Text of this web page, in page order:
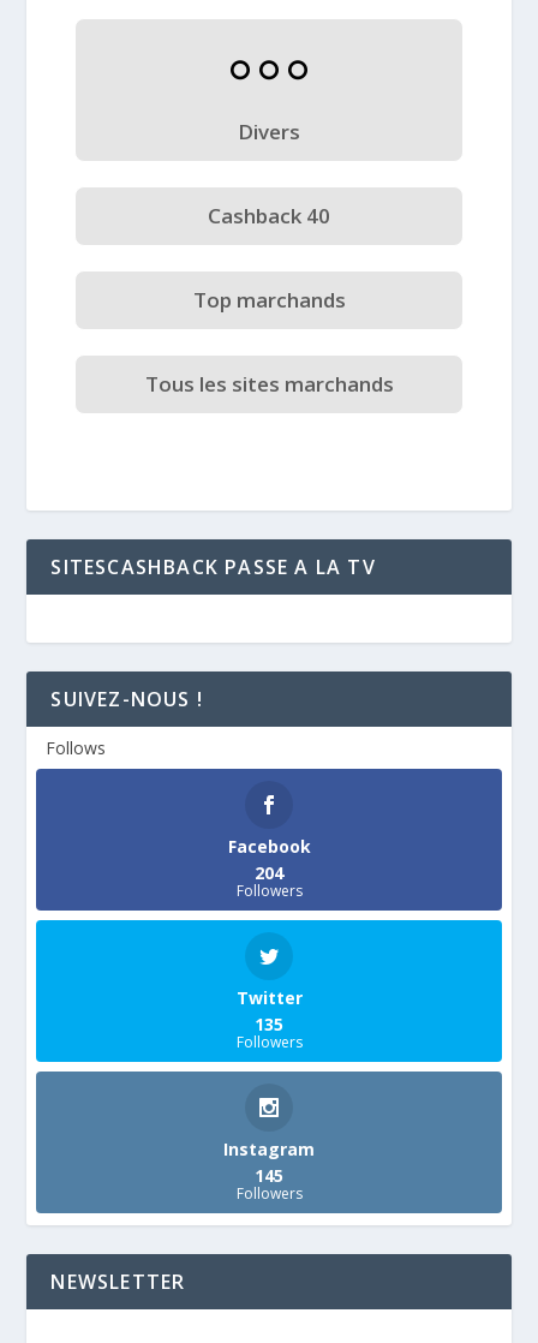
Divers
Cashback 40
Top marchands
Tous les sites marchands
SITESCASHBACK PASSE A LA TV
SUIVEZ-NOUS !
Follows
Facebook
204
Followers
Twitter
135
Followers
Instagram
145
Followers
NEWSLETTER